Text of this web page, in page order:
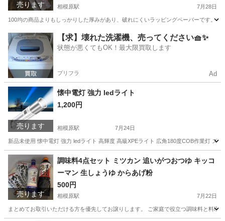
売ります 相模原駅 7月28日
100均の商品よりもしっかりした厚みがあり、破れにくいラッピングペーパーです。
神奈川 相模原市 相模原駅 ラッピング用品
【求】壊れた洗濯機、売ってください🧺✨
状態が悪くてもOK！最大限買取します
プリフラ Ad
売ります
懐中電灯 強力 ledライト
1,200円
相模原駅 7月24日
新品未使用 懐中電灯 強力 ledライト 高輝度 高級XPEライト 広角180度COB作業灯 ズ
神奈川 相模原市 相模原駅 家庭用品 懐中電灯
売ります
調味料4点セット ミツカン 追いがつおつゆ キッコ
ーマン 生しょうゆ からあげ粉
500円
相模原駅 7月22日
まとめてお取引いただける方を優先してお譲りします。 ご家庭で役立つ調味料と料